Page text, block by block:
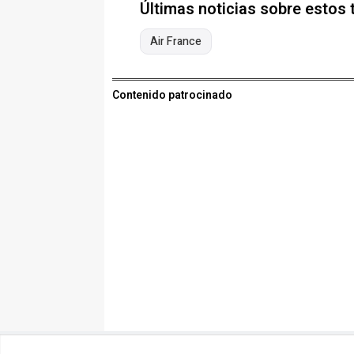
Últimas noticias sobre estos
Air France
Contenido patrocinado